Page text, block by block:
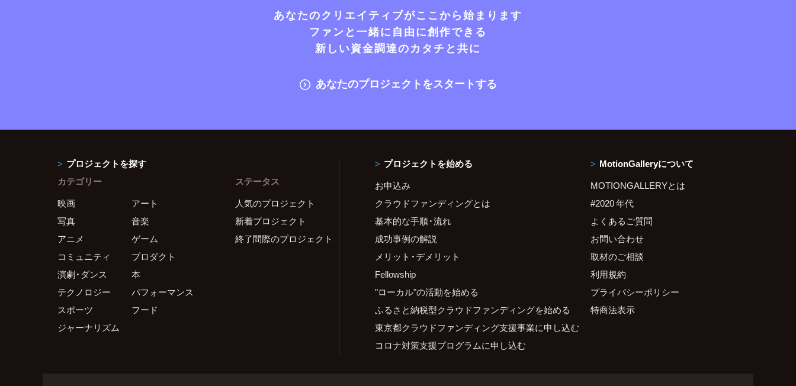
あなたのクリエイティブがここから始まります
ファンと一緒に自由に創作できる
新しい資金調達のカタチと共に
あなたのプロジェクトをスタートする
プロジェクトを探す
カテゴリー
映画
アート
写真
音楽
アニメ
ゲーム
コミュニティ
プロダクト
演劇・ダンス
本
テクノロジー
パフォーマンス
スポーツ
フード
ジャーナリズム
ステータス
人気のプロジェクト
新着プロジェクト
終了間際のプロジェクト
プロジェクトを始める
お申込み
クラウドファンディングとは
基本的な手順・流れ
成功事例の解説
メリット・デメリット
Fellowship
"ローカル"の活動を始める
ふるさと納税型クラウドファンディングを始める
東京都クラウドファンディング支援事業に申し込む
コロナ対策支援プログラムに申し込む
MotionGalleryについて
MOTIONGALLERYとは
#2020 年代
よくあるご質問
お問い合わせ
取材のご相談
利用規約
プライバシーポリシー
特商法表示